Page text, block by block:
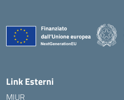
Link Esterni
MIUR